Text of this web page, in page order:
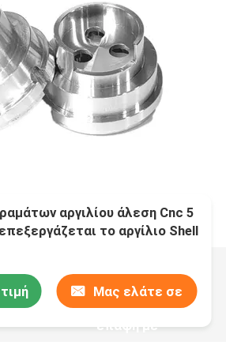
αργιλίου άλεση Cnc 5
το αργίλιο Shell
Μας ελάτε σε
επαφή με